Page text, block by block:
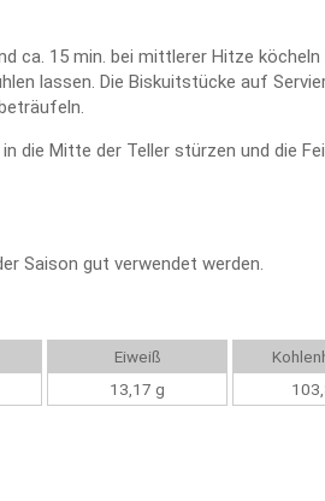
ca. 15 min. bei mittlerer Hitze köcheln
lassen. Die Biskuitstücke auf
die Mitte der Teller stürzen und die
Saison gut verwendet werden.
Eiweiß
13,17 g